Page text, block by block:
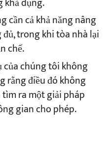
khả dụng.
cần cả khả năng nâng
trong khi tòa nhà lại
chế.
của chúng tôi không
rằng điều đó không
ra một giải pháp
gian cho phép.